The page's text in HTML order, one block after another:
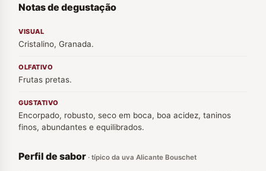
Notas de degustação
VISUAL
Cristalino, Granada.
OLFATIVO
Frutas pretas.
GUSTATIVO
Encorpado, robusto, seco em boca, boa acidez, taninos
finos, abundantes e equilibrados.
Perfil de sabor · típico da uva Alicante Bouschet